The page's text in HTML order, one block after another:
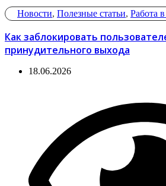
Новости, Полезные статьи, Работа
Как заблокировать
принудительного выхода
18.06.2026